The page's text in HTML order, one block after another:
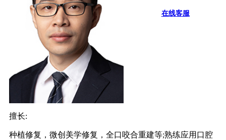
在线客服
擅长:
种植修复，微创美学修复，全口咬合重建等;熟练应用口腔